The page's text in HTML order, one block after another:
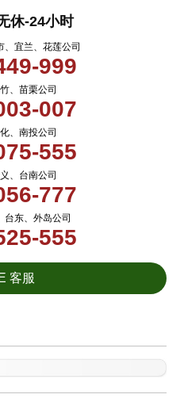
休-24小时
、宜兰、花莲公司
999
、苗栗公司
007
、南投公司
555
、台南公司
777
台东、外岛公司
555
客服